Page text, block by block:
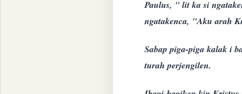
Paulus, " lit ka si
ngatakenca, "Aku arah
Sabap piga-piga kalak i
turah perjengilen.